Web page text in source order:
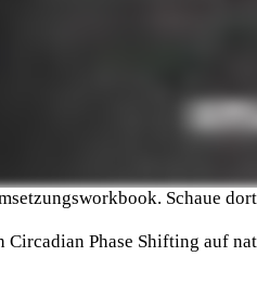
Schaue
Phase Shifting auf